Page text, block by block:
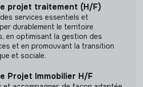
/ SOC pour l’analyse et le
remontés depuis l’EDR.
en œuvre des politiques de
de travail (chiffrement, contrôle
du navigateur, etc.)
de bord et des rapports pour la
France n'a pas encore
d'impact
projet traitement (H/F)
services essentiels et
durablement le territoire
en optimisant la gestion des
et en promouvant la transition
et sociale.
Projet Immobilier H/F